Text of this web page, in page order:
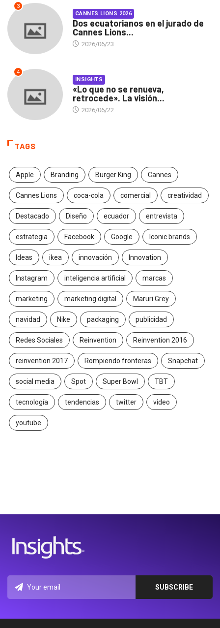
3
CANNES LIONS 2026
Dos ecuatorianos en el jurado de
Cannes Lions...
2026/06/23
4
INSIGHTS
«Lo que no se renueva,
retrocede». La visión...
2026/06/22
TAGS
Apple Branding Burger King Cannes
Cannes Lions coca-cola comercial creatividad
Destacado Diseño ecuador entrevista
estrategia Facebook Google Iconic brands
Ideas ikea innovación Innovation
Instagram inteligencia artificial marcas
marketing marketing digital Maruri Grey
navidad Nike packaging publicidad
Redes Sociales Reinvention Reinvention 2016
reinvention 2017 Rompiendo fronteras Snapchat
social media Spot Super Bowl TBT
tecnología tendencias twitter video
youtube